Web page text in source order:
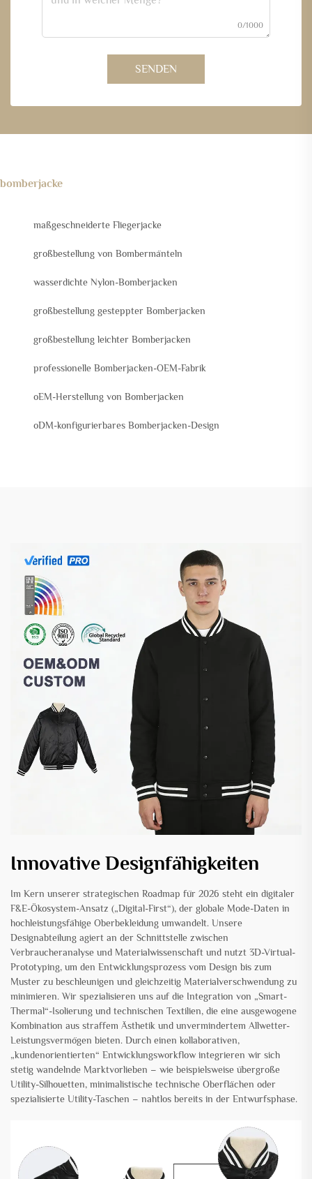
0/1000
SENDEN
bomberjacke
maßgeschneiderte Fliegerjacke
großbestellung von Bombermänteln
wasserdichte Nylon-Bomberjacken
großbestellung gesteppter Bomberjacken
großbestellung leichter Bomberjacken
professionelle Bomberjacken-OEM-Fabrik
oEM-Herstellung von Bomberjacken
oDM-konfigurierbares Bomberjacken-Design
Innovative Designfähigkeiten
Im Kern unserer strategischen Roadmap für 2026 steht ein digitaler
F&E-Ökosystem-Ansatz („Digital-First“), der globale Mode-Daten in
hochleistungsfähige Oberbekleidung umwandelt. Unsere
Designabteilung agiert an der Schnittstelle zwischen
Verbraucheranalyse und Materialwissenschaft und nutzt 3D-Virtual-
Prototyping, um den Entwicklungsprozess vom Design bis zum
Muster zu beschleunigen und gleichzeitig Materialverschwendung zu
minimieren. Wir spezialisieren uns auf die Integration von „Smart-
Thermal“-Isolierung und technischen Textilien, die eine ausgewogene
Kombination aus straffem Ästhetik und unvermindertem Allwetter-
Leistungsvermögen bieten. Durch einen kollaborativen,
„kundenorientierten“ Entwicklungsworkflow integrieren wir sich
stetig wandelnde Marktvorlieben – wie beispielsweise übergroße
Utility-Silhouetten, minimalistische technische Oberflächen oder
spezialisierte Utility-Taschen – nahtlos bereits in der Entwurfsphase.